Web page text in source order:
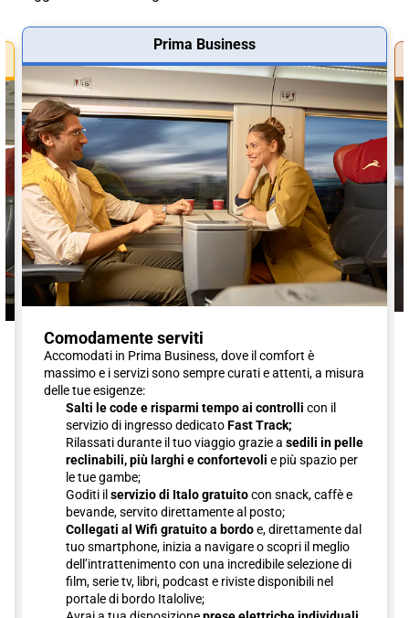
Prima Business
Comodamente serviti
Accomodati in Prima Business, dove il comfort è
massimo e i servizi sono sempre curati e attenti, a misura
delle tue esigenze:
Salti le code e risparmi tempo ai controlli con il
servizio di ingresso dedicatoFast Track;
Rilassati durante il tuo viaggio grazie a sedili in pelle
reclinabili, più larghi e confortevoli e più spazio per
le tue gambe;
Goditi il servizio di Italo gratuitocon snack, caffè e
bevande, servito direttamente al posto;
Collegati al Wifi gratuito a bordoe, direttamente dal
tuo smartphone, inizia a navigare o scopri il meglio
dell’intrattenimento con una incredibile selezione di
film, serie tv, libri, podcast e riviste disponibili nel
portale di bordo Italolive;